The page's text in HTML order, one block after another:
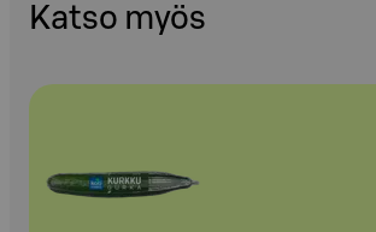
Katso myös